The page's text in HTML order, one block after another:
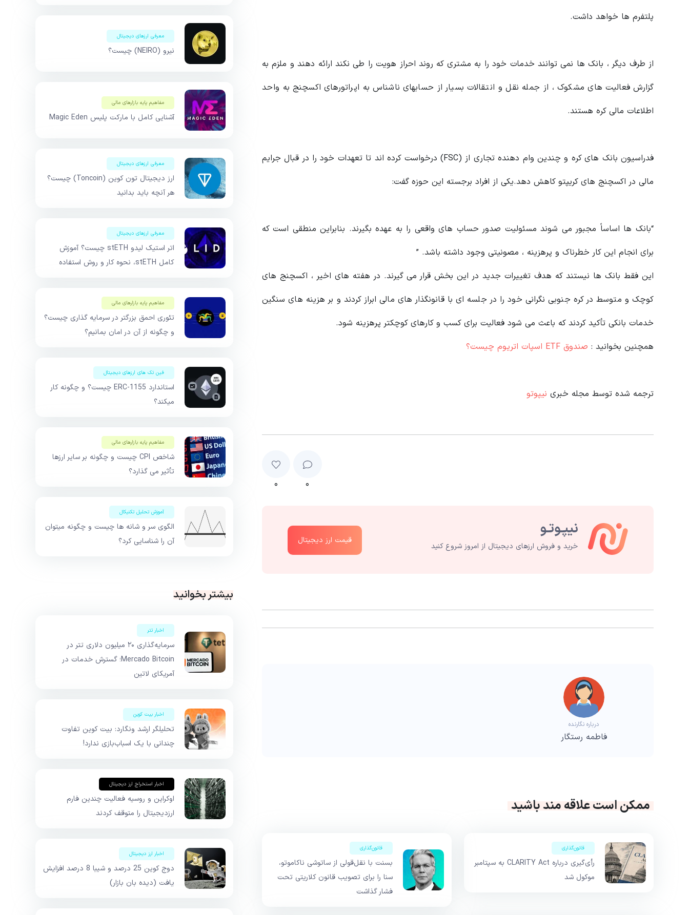
پلتفرم ها خواهد داشت.
از طرف دیگر ، بانک ها نمی توانند خدمات خود را به مشتری که روند احراز هویت را طی نکند ارائه دهند و ملزم به
گزارش فعالیت های مشکوک ، از جمله نقل و انتقالات بسیار از حسابهای ناشناس به اپراتورهای اکسچنج به واحد
اطلاعات مالی کره هستند.
فدراسیون بانک های کره و چندین وام دهنده تجاری از (FSC) درخواست کرده اند تا تعهدات خود را در قبال جرایم
مالی در اکسچنج های کریپتو کاهش دهد.یکی از افراد برجسته این حوزه گفت:
“بانک ها اساساً مجبور می شوند مسئولیت صدور حساب های واقعی را به عهده بگیرند. بنابراین منطقی است که
برای انجام این کار خطرناک و پرهزینه ، مصونیتی وجود داشته باشد. ”
این فقط بانک ها نیستند که هدف تغییرات جدید در این بخش قرار می گیرند. در هفته های اخیر ، اکسچنج های
کوچک و متوسط در کره جنوبی نگرانی خود را در جلسه ای با قانونگذار های مالی ابراز کردند و بر هزینه های سنگین
خدمات بانکی تأکید کردند که باعث می شود فعالیت برای کسب و کارهای کوچکتر پرهزینه شود.
همچنین بخوانید : صندوق ETF اسپات اتریوم چیست؟
ترجمه شده توسط مجله خبری نیپوتو
۰ ۰
خرید و فروش ارزهای دیجیتال از امروز شروع کنید
قیمت ارز دیجیتال
درباره نگارنده
فاطمه رستگار
ممکن است علاقه مند باشید
قانون‌گذاری
رأی‌گیری درباره CLARITY Act به سپتامبر
موکول شد
قانون‌گذاری
بسنت با نقل‌قولی از ساتوشی ناکاموتو،
سنا را برای تصویب قانون کلاریتی تحت
فشار گذاشت
معرفی ارزهای دیجیتال
نیرو (NEIRO) چیست؟
مفاهیم پایه بازار‌های مالی
آشنایی کامل با مارکت پلیس Magic Eden
معرفی ارزهای دیجیتال
ارز دیجیتال تون کوین (Toncoin) چیست؟
هر آنچه باید بدانید
معرفی ارزهای دیجیتال
اتر استیک لیدو stETH چیست؟ آموزش
کامل stETH، نحوه کار و روش استفاده
مفاهیم پایه بازار‌های مالی
تئوری احمق بزرگتر در سرمایه گذاری چیست؟
و چگونه از آن در امان بمانیم؟
فین تک های ارزهای دیجیتال
استاندارد ERC-1155 چیست؟ و چگونه کار
میکند؟
مفاهیم پایه بازار‌های مالی
شاخص CPI چیست و چگونه بر سایر ارزها
تأثیر می گذارد؟
آموزش تحلیل تکنیکال
الگوی سر و شانه ها چیست و چگونه میتوان
آن را شناسایی کرد؟
بیشتر بخوانید
اخبار تتر
سرمایه‌گذاری ۲۰ میلیون دلاری تتر در
Mercado Bitcoin؛ گسترش خدمات در
آمریکای لاتین
اخبار بیت کوین
تحلیلگر ارشد ونگارد: بیت کوین تفاوت
چندانی با یک اسباب‌بازی ندارد!
اخبار استخراج ارز دیجیتال
اوکراین و روسیه فعالیت چندین فارم
ارزدیجیتال را متوقف کردند
اخبار ارز دیجیتال
دوج کوین 25 درصد و شیبا 8 درصد افزایش
یافت (دیده بان بازار)